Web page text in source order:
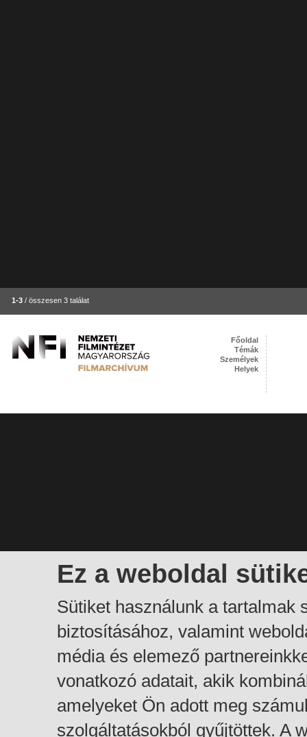
1-3 / összesen 3 találat
Ez a weboldal
Sütiket használunk a tartalmak
biztosításához, valamint
média és elemező
vonatkozó adatait, akik
amelyeket Ön adott meg
szolgáltatásokból gyűjtöttek. A
Főoldal
Témák
Személyek
Helyek